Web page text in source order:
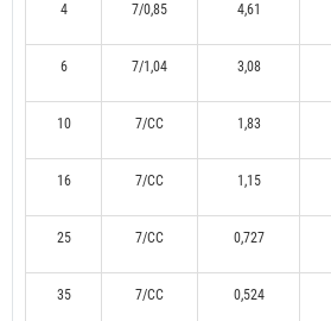
4 7/0,85 4,61
6 7/1,04 3,08
10 7/CC 1,83
16 7/CC 1,15
25 7/CC 0,727
35 7/CC 0,524